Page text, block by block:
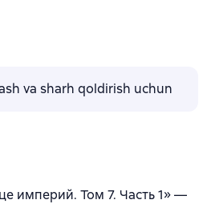
va sharh qoldirish uchun
империй. Том 7. Часть 1» —